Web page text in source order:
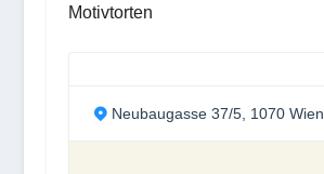
Motivtorten
Neubaugasse 37/5, 1070 Wien